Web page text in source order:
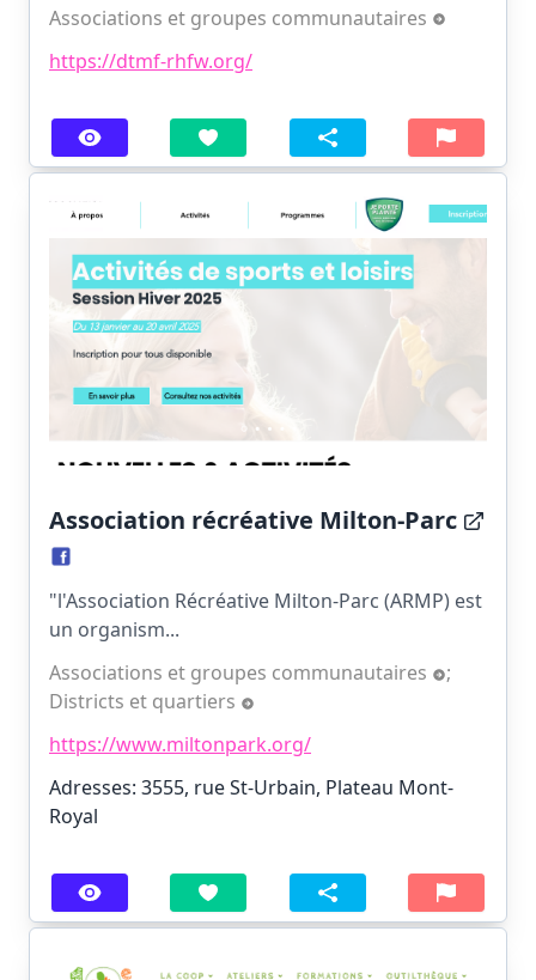
Associations et groupes communautaires
https://dtmf-rhfw.org/
Association récréative Milton-Parc
"l'Association Récréative Milton-Parc (ARMP) est
un organism...
Associations et groupes communautaires
;
Districts et quartiers
https://www.miltonpark.org/
Adresses: 3555, rue St-Urbain, Plateau Mont-
Royal